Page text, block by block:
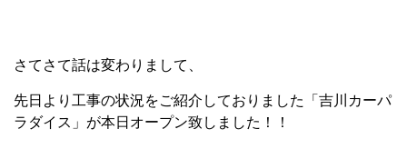
さてさて話は変わりまして、
先日より工事の状況をご紹介しておりました「吉川カーパ
ラダイス」が本日オープン致しました！！